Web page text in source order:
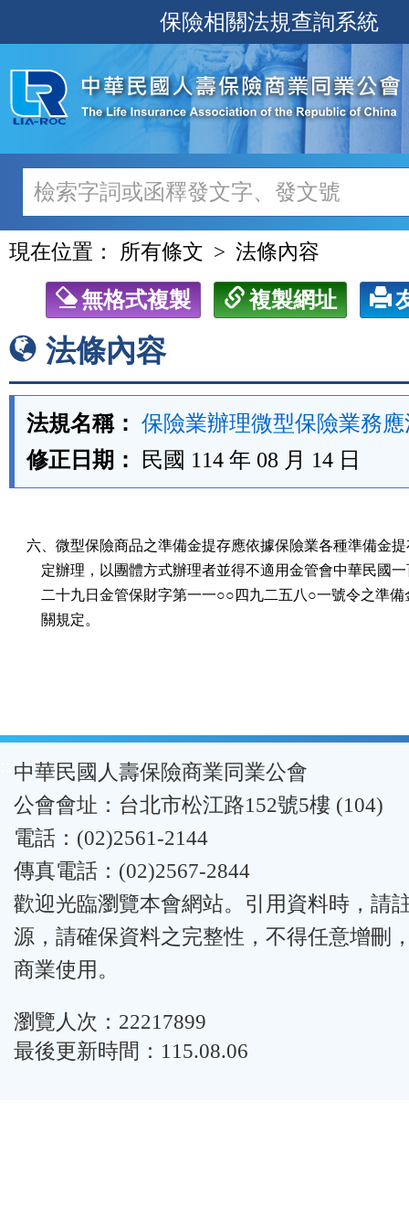
至
主
內
容
保險相關法規查詢系統
現在位置： 所有條文 法條內容
無格式複製 複製網址
法條內容
法規名稱： 保險業辦理微型保險業務
修正日期：
民國 114 年 08 月 14 日
六、微型保險商品之準備金提存應依據保險業各種準備金
定辦理，以團體方式辦理者並得不適用金管會中華民國
二十九日金管保財字第一一○○四九二五八○一號令之準
    關規定。
:::中華民國人壽保險商業同業公會
公會會址：台北市松江路152號5樓 (104)
電話：(02)2561-2144
傳真電話：(02)2567-2844
歡迎光臨瀏覽本會網站。引用資料時，請
源，請確保資料之完整性，不得任意增刪
商業使用。
瀏覽人次：22217899
最後更新時間：115.08.06